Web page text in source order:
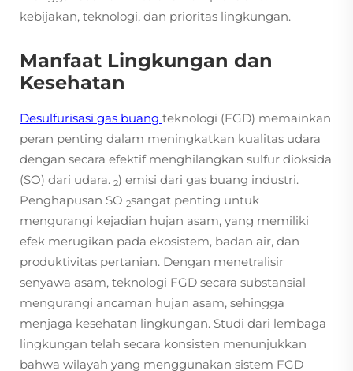
kebijakan, teknologi, dan prioritas lingkungan.
Manfaat Lingkungan dan
Kesehatan
Desulfurisasi gas buang teknologi (FGD) memainkan
peran penting dalam meningkatkan kualitas udara
dengan secara efektif menghilangkan sulfur dioksida
(SO) dari udara. 2) emisi dari gas buang industri.
Penghapusan SO 2sangat penting untuk
mengurangi kejadian hujan asam, yang memiliki
efek merugikan pada ekosistem, badan air, dan
produktivitas pertanian. Dengan menetralisir
senyawa asam, teknologi FGD secara substansial
mengurangi ancaman hujan asam, sehingga
menjaga kesehatan lingkungan. Studi dari lembaga
lingkungan telah secara konsisten menunjukkan
bahwa wilayah yang menggunakan sistem FGD